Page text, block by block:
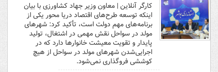
کارگر آنلاین | معاون وزیر جهاد کشاورزی با بیان
اینکه توسعه طرح‌های اقتصاد دریا محور یکی از
برنامه‌های مهم دولت است، تأکید کرد: شهرهای
مولد در سواحل نقش مهمی در اشتغال، تولید
پایدار و تقویت معیشت خانوارها دارد که در
اجرایی‌شدن شهرهای مولد در سواحل از هیچ
کوششی فروگذاری نمی‌شود.